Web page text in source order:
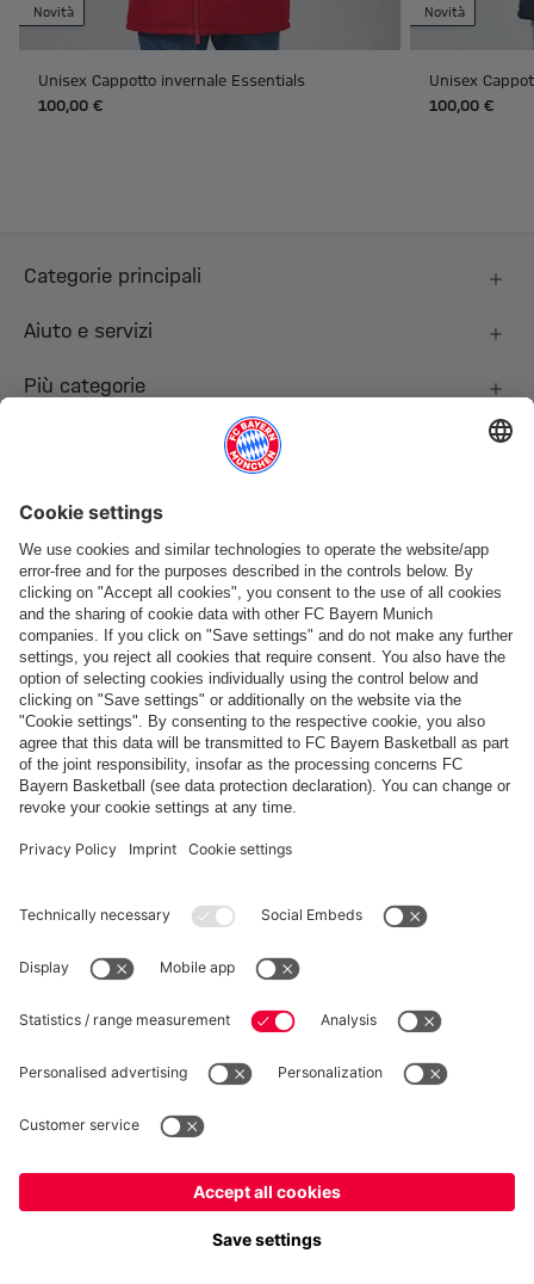
Novità
Unisex Cappotto invernale Essentials
100,00 €
Novità
Unisex
100,00 €
Categorie principali
Aiuto e servizi
Più categorie
Pagamento e consegna
FC Bayern Store App
RECESSO
Privacy
Impostazioni dei cookie
*Prezzi IVA inclusa e spese di spedizione escluse
© FC Bayern München AG
FC Bayern München AG, Säbener Str. 51-57, 81547 Monaco
Italianoper consegnare lì!
Globaleper consegnare lì!